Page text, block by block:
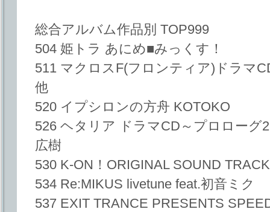
総合アルバム作品別 TOP999
504 姫トラ あにめ■みっくす！
511 マクロスF(フロンティア)ドラマ
他
520 イプシロンの方舟 KOTOKO
526 ヘタリア ドラマCD～プロローグ
広樹
530 K-ON！ORIGINAL SOUND
534 Re:MIKUS livetune feat.初音ミク
537 EXIT TRANCE PRESENTS